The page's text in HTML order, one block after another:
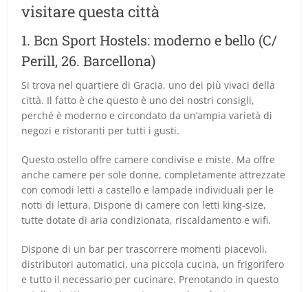
visitare questa città
1. Bcn Sport Hostels: moderno e bello (C/
Perill, 26. Barcellona)
Si trova nel quartiere di Gracia, uno dei più vivaci della
città. Il fatto è che questo è uno dei nostri consigli,
perché è moderno e circondato da un’ampia varietà di
negozi e ristoranti per tutti i gusti.
Questo ostello offre camere condivise e miste. Ma offre
anche camere per sole donne, completamente attrezzate
con comodi letti a castello e lampade individuali per le
notti di lettura. Dispone di camere con letti king-size,
tutte dotate di aria condizionata, riscaldamento e wifi.
Dispone di un bar per trascorrere momenti piacevoli,
distributori automatici, una piccola cucina, un frigorifero
e tutto il necessario per cucinare. Prenotando in questo